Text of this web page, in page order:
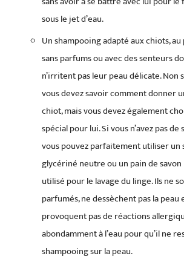
sous le jet d’eau.
Un shampooing adapté aux chiots,
sans parfums ou avec des senteurs
n’irritent pas leur peau délicate. Non
vous devez savoir comment donner
chiot, mais vous devez également
spécial pour lui. Si vous n’avez pas
vous pouvez parfaitement utiliser un
glycériné neutre ou un pain de savon
utilisé pour le lavage du linge. Ils ne
parfumés, ne dessèchent pas la peau
provoquent pas de réactions
abondamment à l’eau pour qu’il ne
shampooing sur la peau.